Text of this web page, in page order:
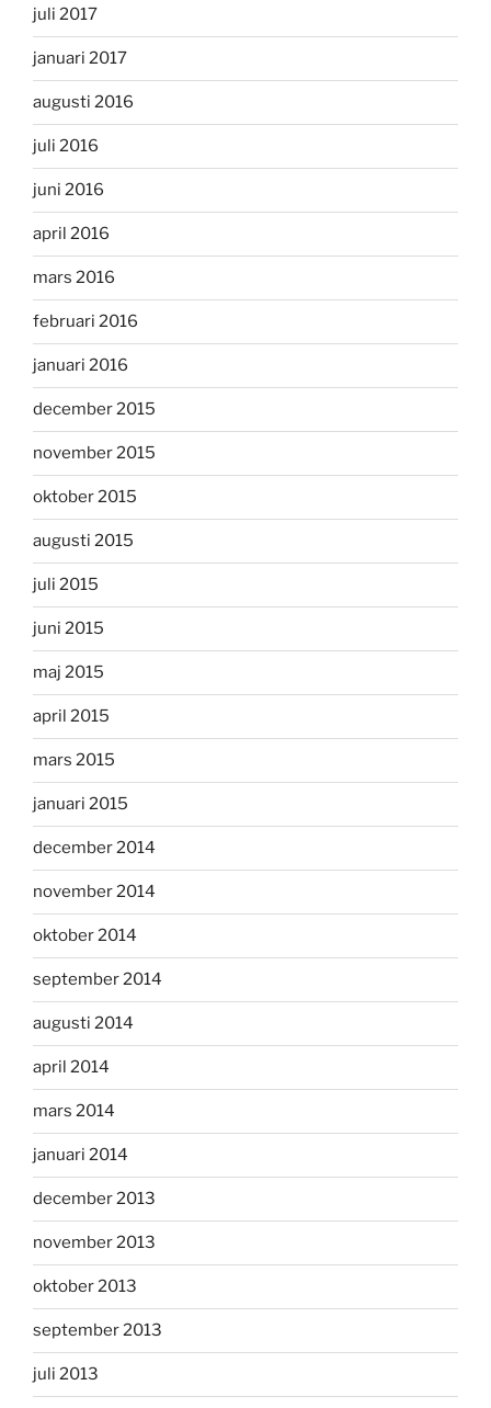
juli 2017
januari 2017
augusti 2016
juli 2016
juni 2016
april 2016
mars 2016
februari 2016
januari 2016
december 2015
november 2015
oktober 2015
augusti 2015
juli 2015
juni 2015
maj 2015
april 2015
mars 2015
januari 2015
december 2014
november 2014
oktober 2014
september 2014
augusti 2014
april 2014
mars 2014
januari 2014
december 2013
november 2013
oktober 2013
september 2013
juli 2013